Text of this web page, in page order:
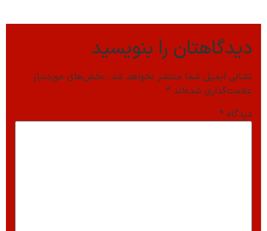
دیدگاهتان را بنویسید
نشانی ایمیل شما منتشر نخواهد شد. بخش‌های موردنیاز
علامت‌گذاری شده‌اند *
دیدگاه *